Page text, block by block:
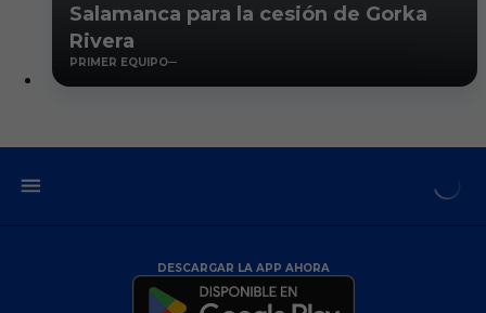
Salamanca para la cesión de Gorka
Rivera
PRIMER EQUIPO
DESCARGAR LA APP AHORA